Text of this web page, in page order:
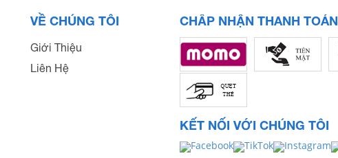
VỀ CHÚNG TÔI
Giới Thiệu
Liên Hệ
CHẤP NHẬN THANH TOÁN
KẾT NỐI VỚI CHÚNG TÔI